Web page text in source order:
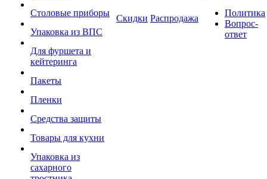
Столовые приборы
Упаковка из ВПС
Для фуршета и
кейтеринга
Пакеты
Пленки
Средства защиты
Товары для кухни
Упаковка из
сахарного
Скидки Распродажа
Политика
Вопрос-
ответ